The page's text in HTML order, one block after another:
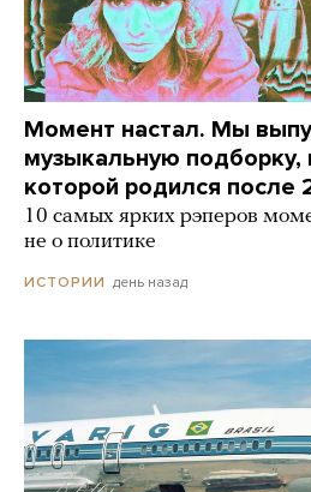
Момент настал. Мы
музыкальную подборку,
которой родился после
10 самых ярких рэперов
не о политике
ИСТОРИИ день назад